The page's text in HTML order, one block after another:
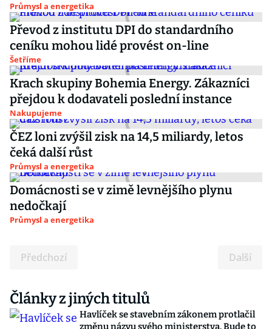
Průmysl a energetika
Převod z institutu DPI do standardního
ceníku mohou lidé provést on-line
Šetříme
Krach skupiny Bohemia Energy. Zákazníci
přejdou k dodavateli poslední instance
Nakupujeme
ČEZ loni zvýšil zisk na 14,5 miliardy, letos
čeká další růst
Průmysl a energetika
Domácnosti se v zimě levnějšího plynu
nedočkají
Průmysl a energetika
Předchozí Další
Články z jiných titulů
Havlíček se stavebním zákonem protlačil
změnu názvu svého ministerstva. Bude to